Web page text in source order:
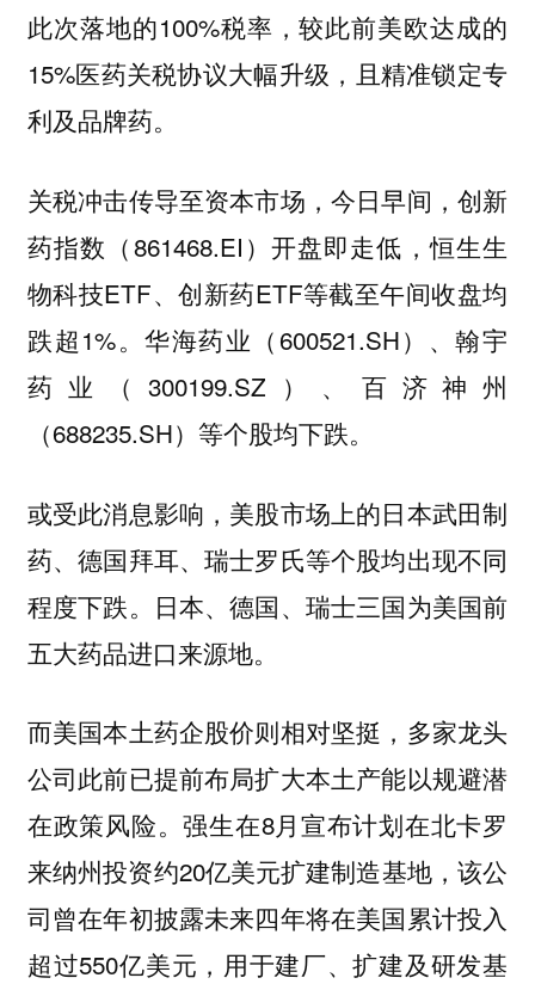
此次落地的100%税率，较此前美欧达成的
15%医药关税协议大幅升级，且精准锁定专
利及品牌药。
关税冲击传导至资本市场，今日早间，创新
药指数（861468.EI）开盘即走低，恒生生
物科技ETF、创新药ETF等截至午间收盘均
跌超1%。华海药业（600521.SH）、翰宇
药业（300199.SZ）、百济神州
（688235.SH）等个股均下跌。
或受此消息影响，美股市场上的日本武田制
药、德国拜耳、瑞士罗氏等个股均出现不同
程度下跌。日本、德国、瑞士三国为美国前
五大药品进口来源地。
而美国本土药企股价则相对坚挺，多家龙头
公司此前已提前布局扩大本土产能以规避潜
在政策风险。强生在8月宣布计划在北卡罗
来纳州投资约20亿美元扩建制造基地，该公
司曾在年初披露未来四年将在美国累计投入
超过550亿美元，用于建厂、扩建及研发基